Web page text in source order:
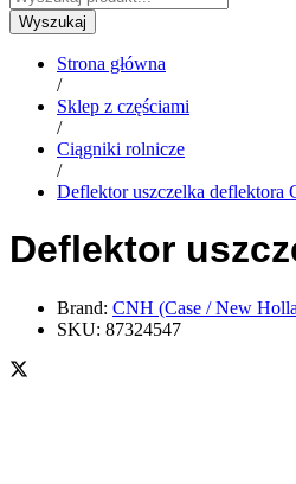
Wyszukaj
Strona główna
/
Sklep z częściami
/
Ciągniki rolnicze
/
Deflektor uszczelka deflektora
Deflektor
Brand: CNH (Case / New
SKU: 87324547